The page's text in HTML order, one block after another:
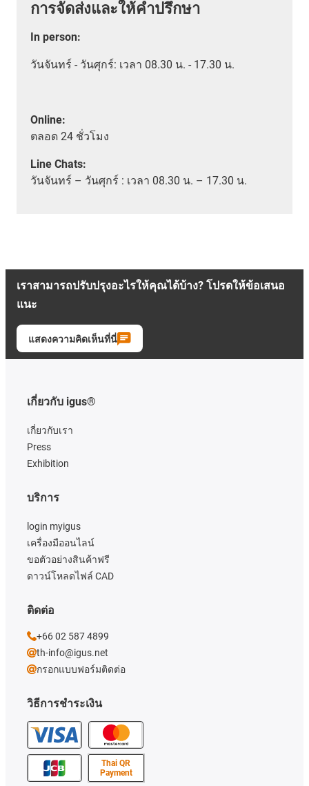
การจัดส่งและให้คำปรึกษา
In person:
วันจันทร์ - วันศุกร์: เวลา 08.30 น. - 17.30 น.
Online:
ตลอด 24 ชั่วโมง
Line Chats:
วันจันทร์ – วันศุกร์ : เวลา 08.30 น. – 17.30 น.
เราสามารถปรับปรุงอะไรให้คุณได้บ้าง? โปรดให้ข้อเสนอ
แนะ
แสดงความคิดเห็นที่นี่
เกี่ยวกับ igus®
เกี่ยวกับเรา
Press
Exhibition
วิธีการชำระเงิน
Thai QR
Payment
บริการ
login myigus
เครื่องมืออนไลน์
ขอตัวอย่างสินค้าฟรี
ดาวน์โหลดไฟล์ CAD
ติดต่อ
+66 02 587 4899
th-info@igus.net
กรอกแบบฟอร์มติดต่อ